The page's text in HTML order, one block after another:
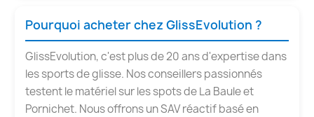
Pourquoi acheter chez GlissEvolution ?
GlissEvolution, c'est plus de 20 ans d'expertise dans
les sports de glisse. Nos conseillers passionnés
testent le matériel sur les spots de La Baule et
Pornichet. Nous offrons un SAV réactif basé en